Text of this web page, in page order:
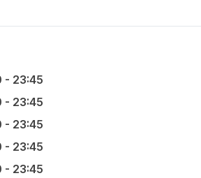
- 23:45
- 23:45
- 23:45
- 23:45
- 23:45